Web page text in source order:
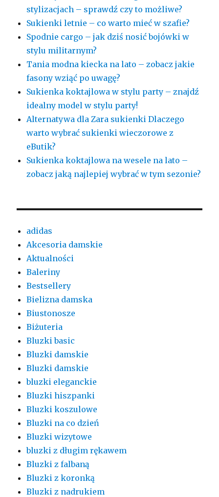
stylizacjach – sprawdź czy to możliwe?
Sukienki letnie – co warto mieć w szafie?
Spodnie cargo – jak dziś nosić bojówki w
stylu militarnym?
Tania modna kiecka na lato – zobacz jakie
fasony wziąć po uwagę?
Sukienka koktajlowa w stylu party – znajdź
idealny model w stylu party!
Alternatywa dla Zara sukienki Dlaczego
warto wybrać sukienki wieczorowe z
eButik?
Sukienka koktajlowa na wesele na lato –
zobacz jaką najlepiej wybrać w tym sezonie?
adidas
Akcesoria damskie
Aktualności
Baleriny
Bestsellery
Bielizna damska
Biustonosze
Biżuteria
Bluzki basic
Bluzki damskie
Bluzki damskie
bluzki eleganckie
Bluzki hiszpanki
Bluzki koszulowe
Bluzki na co dzień
Bluzki wizytowe
bluzki z długim rękawem
Bluzki z falbaną
Bluzki z koronką
Bluzki z nadrukiem